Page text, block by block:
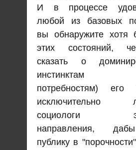
И в процессе
любой из базовых
вы обнаружите хотя
этих состояний,
сказать о
инстинктам
потребностям) его
исключительно
социологи
направления,
публику в